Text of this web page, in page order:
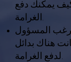
يمكنك دفع
الغرامة.
المسؤول
هناك بدائل
لدفع الغرامة.